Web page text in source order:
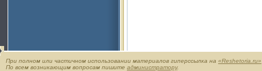
При полном или частичном использовании материалов гиперссылка на «Reshetoria.ru»
По всем возникающим вопросам пишите администратору.